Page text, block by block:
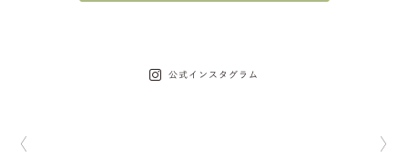
公式インスタグラム